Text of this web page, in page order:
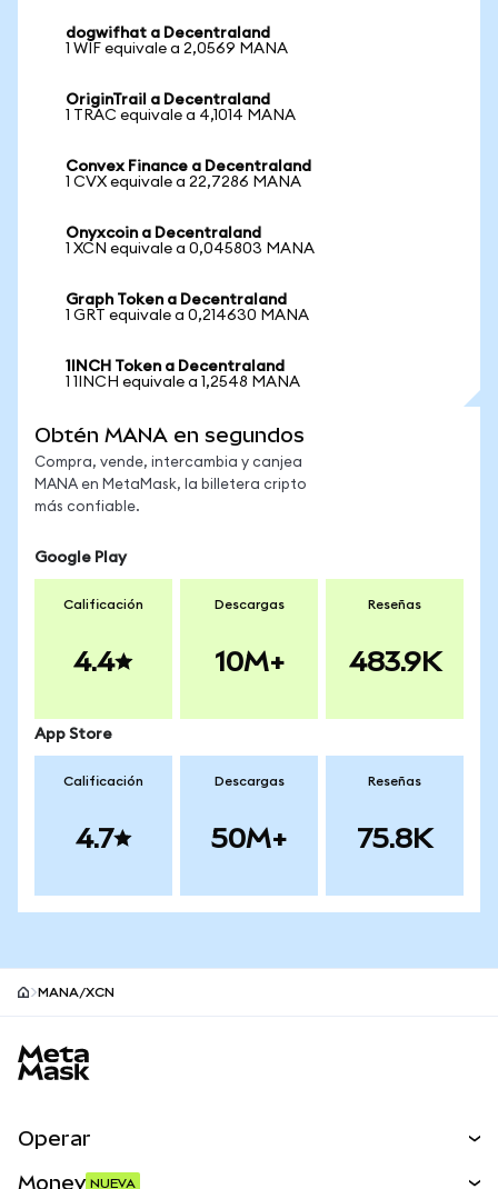
dogwifhat a Decentraland
1 WIF equivale a 2,0569 MANA
OriginTrail a Decentraland
1 TRAC equivale a 4,1014 MANA
Convex Finance a Decentraland
1 CVX equivale a 22,7286 MANA
Onyxcoin a Decentraland
1 XCN equivale a 0,045803 MANA
Graph Token a Decentraland
1 GRT equivale a 0,214630 MANA
1INCH Token a Decentraland
1 1INCH equivale a 1,2548 MANA
Obtén MANA en segundos
Compra, vende, intercambia y canjea
MANA en MetaMask, la billetera cripto
más confiable.
Google Play
Calificación
4.4
Descargas
10M+
Reseñas
483.9K
App Store
Calificación
4.7
Descargas
50M+
Reseñas
75.8K
MANA/XCN
Operar
Money NUEVA